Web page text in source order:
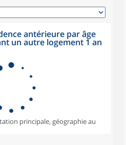
antérieure par âge
un autre logement 1 an
principale, géographie au